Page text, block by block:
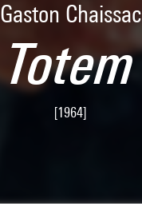
Gaston Chaissac
Totem
[1964]